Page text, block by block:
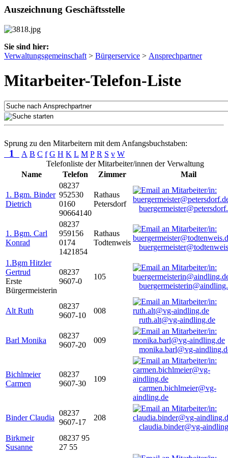
Auszeichnung Geschäftsstelle
Sie sind hier:
Verwaltungsgemeinschaft > Bürgerservice > Ansprechpartner
Mitarbeiter-Telefon-Liste
Sprung zu den Mitarbeitern mit dem Anfangsbuchstaben:
1 A B C f G H K L M P R S v W
Telefonliste der Mitarbeiter/innen der Verwaltung
Name
Telefon Zimmer Mail
1. Bgm. Binder
Dietrich
08237
952530
0160
90664140
Rathaus
Petersdorf
1. Bgm. Carl
Konrad
08237
959156
0174
1421854
Rathaus
Todtenweis
1.Bgm Hitzler
Gertrud
Erste
Bürgermeisterin
08237
9607-0
105
Alt Ruth
08237
9607-10
008
ruth.alt@vg-aindling.de
Barl Monika
08237
9607-20
009
monika.barl@vg-
Bichlmeier
Carmen
08237
9607-30
109
carmen.bichlmeier@vg-
aindling.de
Binder Claudia
08237
9607-17
208
claudia.binder@vg-
Birkmeir
Susanne
08237 95
27 55